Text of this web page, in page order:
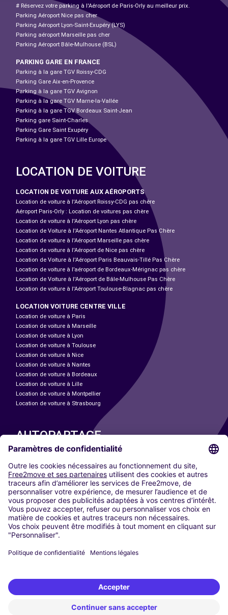
# Réservez votre parking à l'Aéroport de Paris-Orly au meilleur prix.
Parking Aéroport Nice pas cher
Parking Aéroport Lyon-Saint-Exupéry (LYS)
Parking aéroport Marseille pas cher
Parking Aéroport Bâle-Mulhouse (BSL)
PARKING GARE EN FRANCE
Parking à la gare TGV Roissy-CDG
Parking Gare Aix-en-Provence
Parking à la gare TGV Avignon
Parking à la gare TGV Marne-la-Vallée
Parking à la gare TGV Bordeaux Saint-Jean
Parking gare Saint-Charles
Parking Gare Saint Exupéry
Parking à la gare TGV Lille Europe
LOCATION DE VOITURE
LOCATION DE VOITURE AUX AÉROPORTS
Location de voiture à l'Aéroport Roissy-CDG pas chère
Aéroport Paris-Orly : Location de voitures pas chère
Location de voiture à l'Aéroport Lyon pas chère
Location de Voiture à l'Aéroport Nantes Atlantique Pas Chère
Location de voiture à l'Aéroport Marseille pas chère
Location de voiture à l'Aéroport de Nice pas chère
Location de Voiture à l'Aéroport Paris Beauvais-Tillé Pas Chère
Location de voiture à l’aéroport de Bordeaux-Mérignac pas chère
Location de Voiture à l'Aéroport de Bâle-Mulhouse Pas Chère
Location de voiture à l'Aéroport Toulouse-Blagnac pas chère
LOCATION VOITURE CENTRE VILLE
Location de voiture à Paris
Location de voiture à Marseille
Location de voiture à Lyon
Location de voiture à Toulouse
Location de voiture à Nice
Location de voiture à Nantes
Location de voiture à Bordeaux
Location de voiture à Lille
Location de voiture à Montpellier
Location de voiture à Strasbourg
AUTOPARTAGE
Paris
Madrid
Washington DC
Milan
Rome
Turin
Vienne
Berlin
Düsseldorf